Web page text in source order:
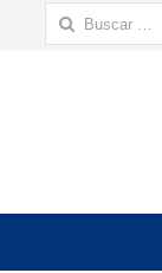
Buscar: